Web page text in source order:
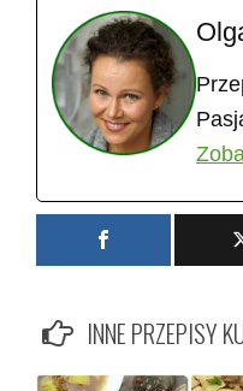
INNE PRZEPISY